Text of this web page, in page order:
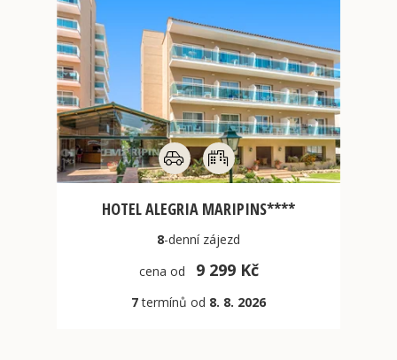
HOTEL ALEGRIA MARIPINS****
8-dennízájezd
cena od
9 299 Kč
7termínů od 8. 8. 2026